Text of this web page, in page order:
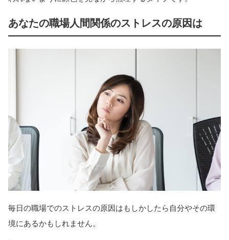
あなたの職場人間関係のストレスの原因は
毎日の職場でのストレスの原因はもしかしたら自分やその環
境にあるかもしれません。